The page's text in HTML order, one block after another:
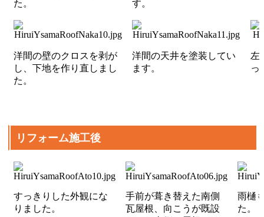
た。
す。
洋間の壁のクロスを剥が
し、下地を作り直しまし
た。
洋間の天井を塗装してい
ます。
左
っ
リフォーム施工後
すっきりした外観にな
りました。
手前が葺き替えた南側
瓦屋根、向こうが既設
雨樋
た。